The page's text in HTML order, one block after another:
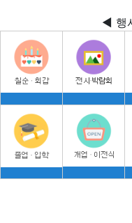
◀ 행